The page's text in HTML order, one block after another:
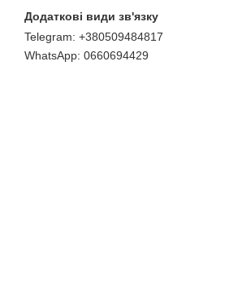
+380509484817
0660694429